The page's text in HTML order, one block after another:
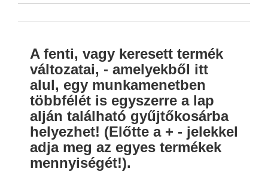
A fenti, vagy keresett termék
változatai, - amelyekből itt
alul, egy munkamenetben
többfélét is egyszerre a lap
alján található gyűjtőkosárba
helyezhet! (Előtte a + - jelekkel
adja meg az egyes termékek
mennyiségét!).